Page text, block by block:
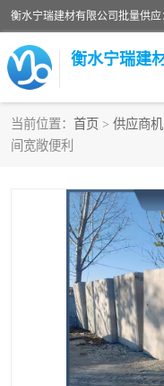
衡水宁瑞建
当前位置： 首页 > 供应商机
间宽敞便利
检查井
水泥检查井
圆形检查井
混凝土检查井
企口水泥管